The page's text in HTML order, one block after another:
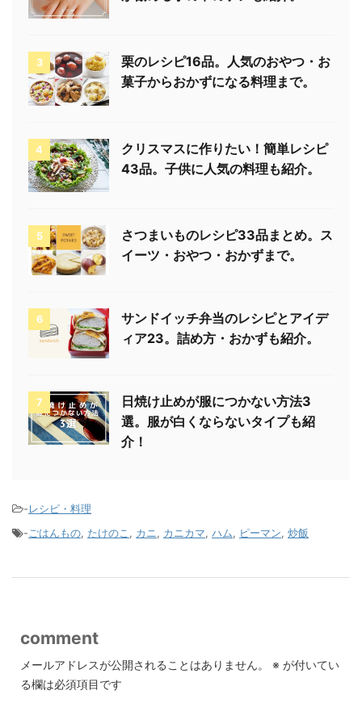
3
栗のレシピ16品。人気のおやつ・お
菓子からおかずになる料理まで。
4
クリスマスに作りたい！簡単レシピ
43品。子供に人気の料理も紹介。
5
さつまいものレシピ33品まとめ。ス
イーツ・おやつ・おかずまで。
6
サンドイッチ弁当のレシピとアイデ
ィア23。詰め方・おかずも紹介。
7
日焼け止めが服につかない方法3
選。服が白くならないタイプも紹
介！
-レシピ・料理
- ごはんもの, たけのこ , カニ , カニカマ, ハム, ピーマン, 炒飯
comment
メールアドレスが公開されることはありません。 ※ が付いてい
る欄は必須項目です